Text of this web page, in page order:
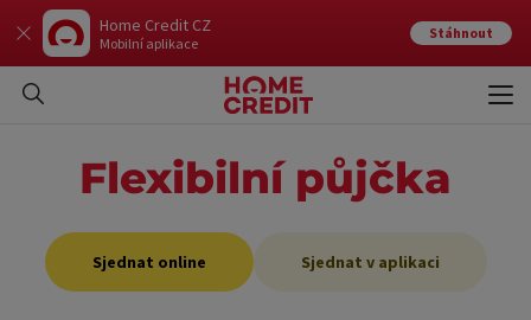
Home Credit CZ
Mobilní aplikace
Stáhnout
Flexibilní půjčka
Sjednat online Sjednat v aplikaci